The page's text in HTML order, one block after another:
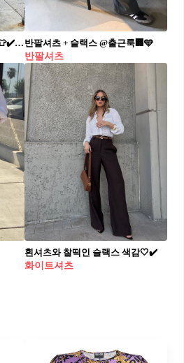
올여름 크롭티는 이 조합으로👕✔️ 크롭 반팔티의 매력을 더욱 돋보이게 할 바지 아이템 조합 4🖤💙 1. 크롭 반팔티 + 데님 2. 크롭 반팔티 + 밴딩 팬츠 3. 크롭 반팔티 + 슬랙스 4. 크롭 반팔티 + 화이트 데님 반팔셔츠 + 슬랙스 @출근룩🏢🩵​
반팔셔츠
흰셔츠와 찰떡인 슬랙스 색감🤍✔️
화이트셔츠